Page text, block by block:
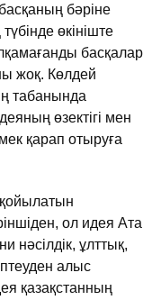
бәрiне
өкiнiште
басқалар
жоқ. Көлдей
табанында
өзектiгi мен
қарап отыруға
ол идея Ата
нәсiлдiк, ұлттық,
алыс
қазақстанның